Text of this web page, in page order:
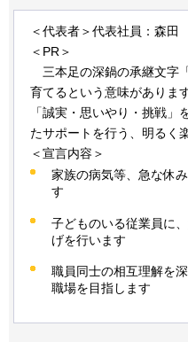
＜代表者＞代表社員：森田
＜PR＞
三本足の深鍋の承継文字
育てるという意味があります
「誠実・思いやり・挑戦」
たサポートを行う、明るく
＜宣言内容＞
家族の病気等、急な休
す
子どものいる従業員に
げを行います
職員同士の相互理解を
職場を目指します